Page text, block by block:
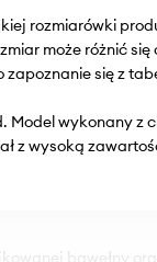
rozmiarówki
może różnić
zapoznanie się z
Model wykonany z
z wysoką
bawełny